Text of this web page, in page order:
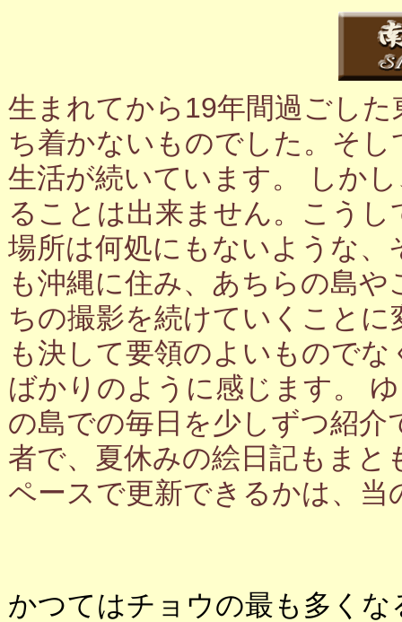
生まれてから19年間過ごし
ち着かないものでした。そ
生活が続いています。 しか
ることは出来ません。こう
場所は何処にもないような
も沖縄に住み、あちらの島
ちの撮影を続けていくこと
も決して要領のよいもので
ばかりのように感じます。
の島での毎日を少しずつ紹
者で、夏休みの絵日記もま
ペースで更新できるかは、
かつてはチョウの最も多く